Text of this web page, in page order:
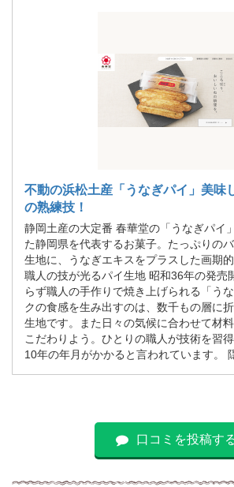
不動の浜松土産「うなぎパイ」美味
の熟練技！
静岡土産の大定番 春華堂の「うなぎパイ
た静岡県を代表するお菓子。たっぷりの
生地に、うなぎエキスをプラスした画期的
職人の技が光るパイ生地 昭和36年の発売
らず職人の手作りで焼き上げられる「う
クの食感を生み出すのは、数千もの層に
生地です。また日々の気候に合わせて材
こだわりよう。ひとりの職人が技術を習
10年の年月がかかると言われています。
口コミを投稿す